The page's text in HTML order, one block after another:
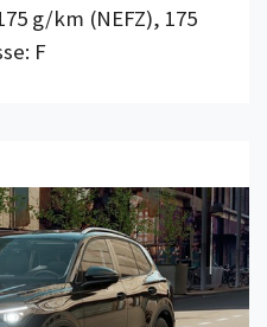
g/km (NEFZ), 175
F